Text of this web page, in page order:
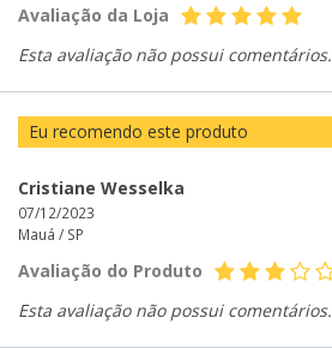
Avaliação da Loja
Esta avaliação não possui comentários.
Eu recomendo este produto
Cristiane Wesselka
07/12/2023
Mauá / SP
Avaliação do Produto
Esta avaliação não possui comentários.